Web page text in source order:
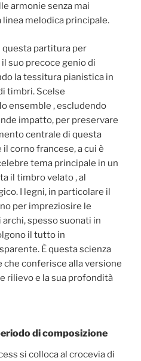
armonie senza mai
linea melodica principale.
questa partitura per
suo precoce genio di
la tessitura pianistica in
timbri. Scelse
ensemble , escludendo
impatto, per preservare
centrale di questa
corno francese, a cui è
tema principale in un
il timbro velato , al
I legni, in particolare il
per impreziosire le
spesso suonati in
il tutto in
È questa scienza
conferisce alla versione
rilievo e la sua profondità
di composizione
si colloca al crocevia di